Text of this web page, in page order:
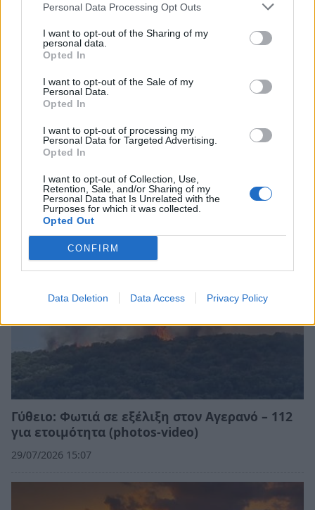
Personal Data Processing Opt Outs
I want to opt-out of the Sharing of my
personal data.
Opted In
I want to opt-out of the Sale of my
Personal Data.
Opted In
I want to opt-out of processing my
Personal Data for Targeted Advertising.
Opted In
I want to opt-out of Collection, Use,
Retention, Sale, and/or Sharing of my
Personal Data that Is Unrelated with the
Purposes for which it was collected.
Opted Out
CONFIRM
Data Deletion Data Access Privacy Policy
Μάνη: Διάσωση δύο Ιταλών από δύσβατη
βραχώδη ακτή – Ο ένας βρισκόταν σε
λιπόθυμη κατάσταση
01/08/2026 18:07
Γύθειο: Φωτιά σε εξέλιξη στον Αγερανό – 112
για ετοιμότητα (photos-video)
29/07/2026 15:07